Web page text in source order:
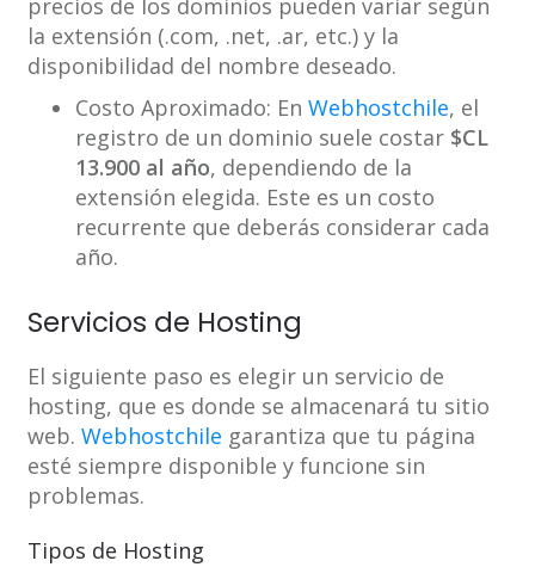
precios de los dominios pueden variar según
la extensión (.com, .net, .ar, etc.) y la
disponibilidad del nombre deseado.
Costo Aproximado: En Webhostchile, el
registro de un dominio suele costar $CL
13.900 al año, dependiendo de la
extensión elegida. Este es un costo
recurrente que deberás considerar cada
año.
Servicios de Hosting
El siguiente paso es elegir un servicio de
hosting, que es donde se almacenará tu sitio
web. Webhostchile garantiza que tu página
esté siempre disponible y funcione sin
problemas.
Tipos de Hosting